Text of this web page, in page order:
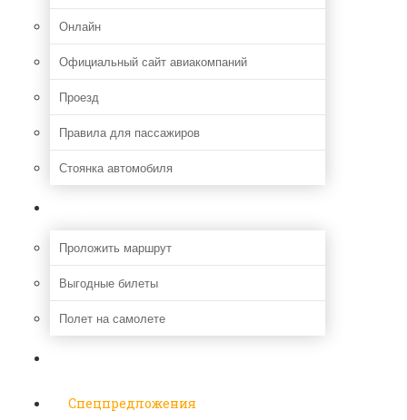
Онлайн
Официальный сайт авиакомпаний
Проезд
Правила для пассажиров
Стоянка автомобиля
Проложить маршрут
Выгодные билеты
Полет на самолете
Спецпредложения